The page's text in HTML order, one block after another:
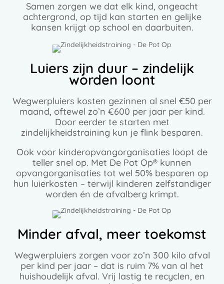
Samen zorgen we dat elk kind, ongeacht
achtergrond, op tijd kan starten en gelijke
kansen krijgt op school en daarbuiten.
Luiers zijn duur – zindelijk
worden loont​
Wegwerpluiers kosten gezinnen al snel €50 per
maand, oftewel zo’n €600 per jaar per kind.
Door eerder te starten met
zindelijkheidstraining kun je flink besparen.​
Ook voor kinderopvangorganisaties loopt de
teller snel op. Met De Pot Op® kunnen
opvangorganisaties tot wel 50% besparen op
hun luierkosten – terwijl kinderen zelfstandiger
worden én de afvalberg krimpt.​
Minder afval, meer toekomst
Wegwerpluiers zorgen voor zo’n 300 kilo afval
per kind per jaar – dat is ruim 7% van al het
huishoudelijk afval. Vrij lastig te recyclen, en